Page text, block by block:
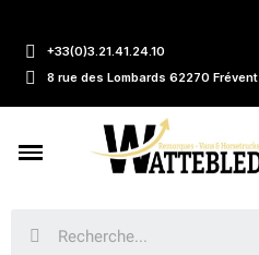
+33(0)3.21.41.24.10
8 rue des Lombards 62270 Frévent